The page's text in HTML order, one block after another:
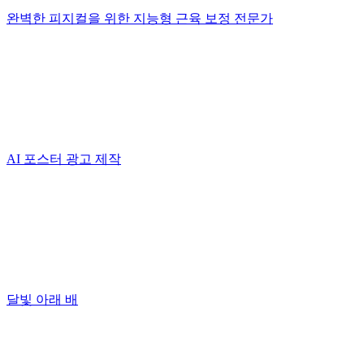
완벽한 피지컬을 위한 지능형 근육 보정 전문가
AI 포스터 광고 제작
달빛 아래 배